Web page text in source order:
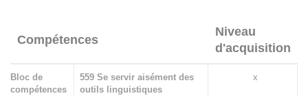
Compétences
Niveau
d'acquisition
Bloc de
compétences
559 Se servir aisément des
outils linguistiques
x